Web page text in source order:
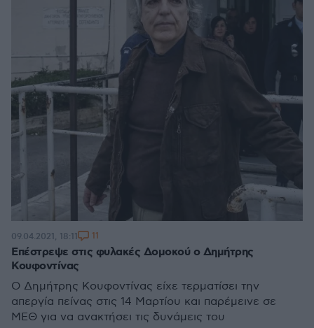
Επέστρεψε στις φυλακές Δομοκού ο Δημήτρης
Κουφοντίνας
Ο Δημήτρης Κουφοντίνας είχε τερματίσει την
απεργία πείνας στις 14 Μαρτίου και παρέμεινε σε
ΜΕΘ για να ανακτήσει τις δυνάμεις του
09.04.2021, 18:11 11